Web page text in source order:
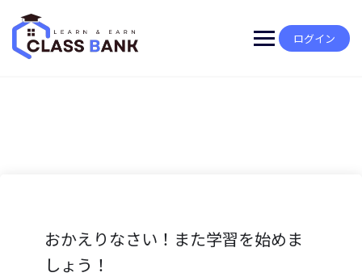
content
ログイン
おかえりなさい！また学習を始めま
しょう！